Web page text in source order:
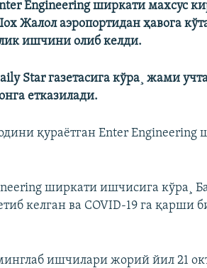
Engineering ширкати махсус
Жалол аэропортидан ҳавога
ишчини олиб келди.
Star газетасига кўра¸ жами
етказилади.
қураëтган Enter Engineering
ширкати ишчисига кўра¸
келган ва COVID-19 га қарши
ишчилари жорий йил 21